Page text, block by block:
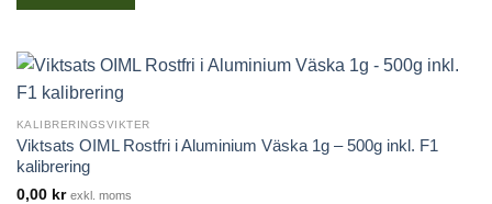
KALIBRERINGSVIKTER
Viktsats OIML Rostfri i Aluminium Väska 1g – 500g inkl. F1
kalibrering
0,00 kr exkl. moms